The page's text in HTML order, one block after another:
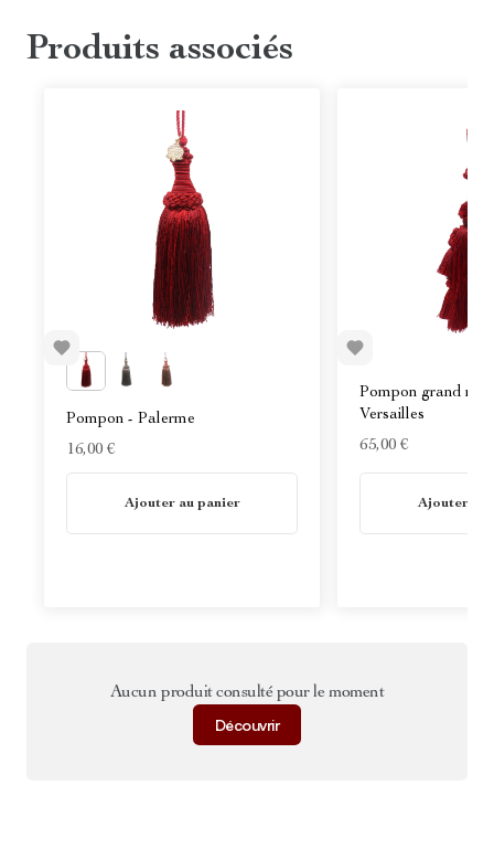
Produits associés
Pompon - Palerme
16,00 €
Ajouter au panier
Pompon grand
Versailles
65,00 €
Ajouter au
Aucun produit consulté pour le moment
Découvrir